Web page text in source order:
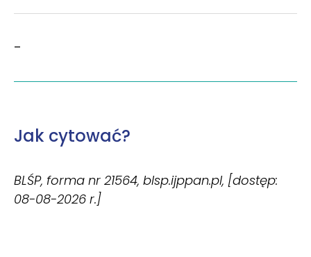
–
Jak cytować?
BLŚP, forma nr 21564, blsp.ijppan.pl, [dostęp:
08-08-2026 r.]